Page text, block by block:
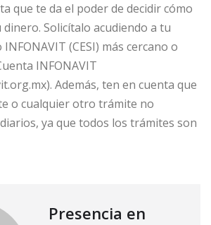
que te da el poder de decidir cómo
Solicítalo acudiendo a tu
(CESI) más cercano o
INFONAVIT
Además, ten en cuenta que
o cualquier otro trámite no
ya que todos los trámites son
Presencia en